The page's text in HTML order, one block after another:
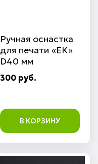
Ручная оснастка
для печати «ЕК»
D40 мм
300 руб.
В КОРЗИНУ